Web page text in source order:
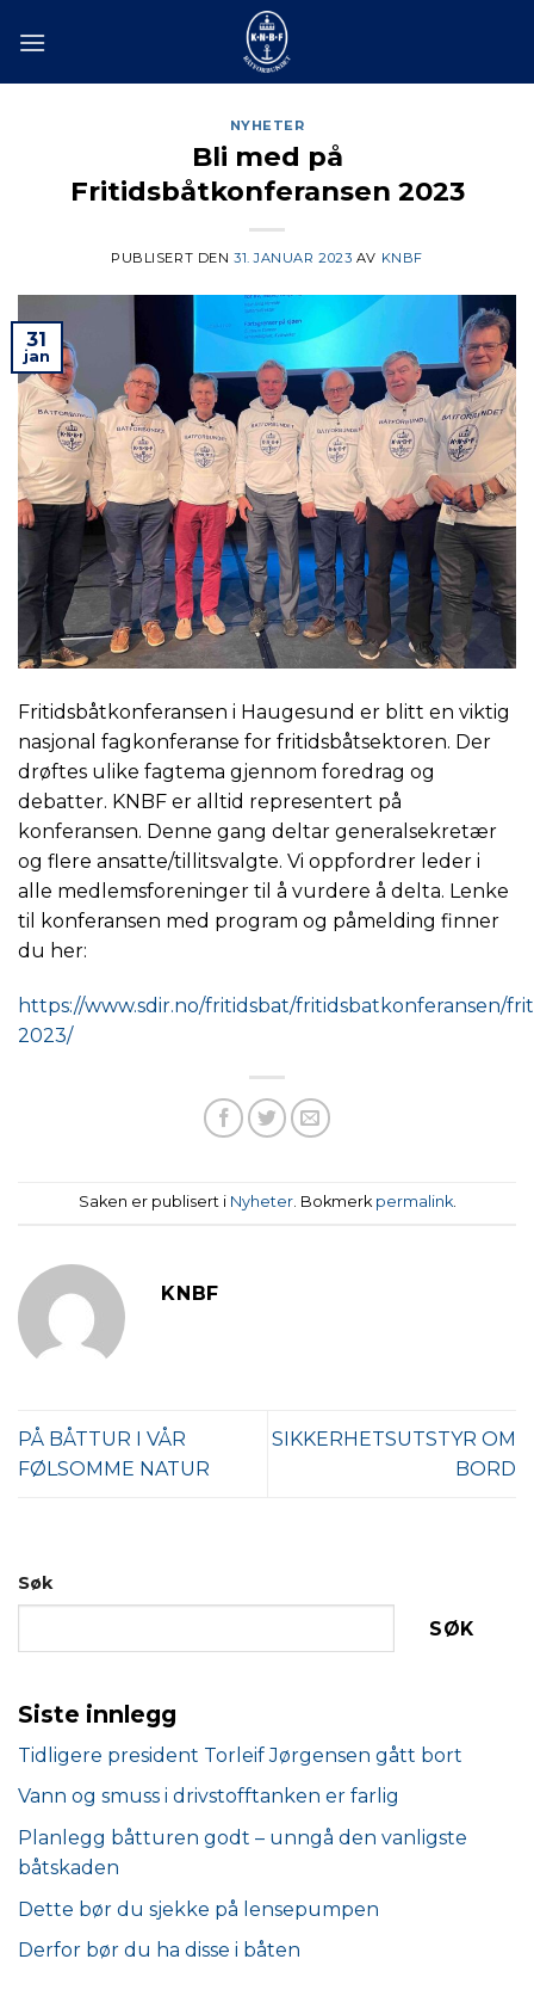
NYHETER
Bli med på
Fritidsbåtkonferansen 2023
PUBLISERT DEN 31. JANUAR 2023 AV KNBF
31
jan
Fritidsbåtkonferansen i Haugesund er blitt en viktig
nasjonal fagkonferanse for fritidsbåtsektoren. Der
drøftes ulike fagtema gjennom foredrag og
debatter. KNBF er alltid representert på
konferansen. Denne gang deltar generalsekretær
og flere ansatte/tillitsvalgte. Vi oppfordrer leder i
alle medlemsforeninger til å vurdere å delta. Lenke
til konferansen med program og påmelding finner
du her:
https://www.sdir.no/fritidsbat/fritidsbatkonferansen/
2023/
Saken er publisert i Nyheter. Bokmerk permalink.
KNBF
PÅ BÅTTUR I VÅR
FØLSOMME NATUR
SIKKERHETSUTSTYR OM
BORD
Søk
SØK
Siste innlegg
Tidligere president Torleif Jørgensen gått bort
Vann og smuss i drivstofftanken er farlig
Planlegg båtturen godt – unngå den vanligste
båtskaden
Dette bør du sjekke på lensepumpen
Derfor bør du ha disse i båten